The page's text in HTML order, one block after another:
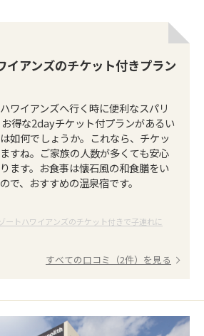
イアンズのチケット付きプラン
ワイアンズへ行く時に便利なスパリ
得な2dayチケット付プランがあるい
如何でしょうか。これなら、チケッ
すね。ご家族の人数が多くても安心
ます。お食事は懐石風の和食膳をい
で、おすすめの温泉宿です。
ートハワイアンズのチケット付きで子連れに
すべての口コミ（2件）を見る